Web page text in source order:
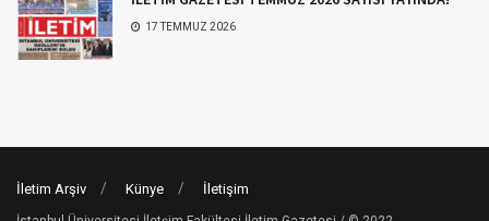
17 TEMMUZ 2026
İletim Arşiv Künye İletişim